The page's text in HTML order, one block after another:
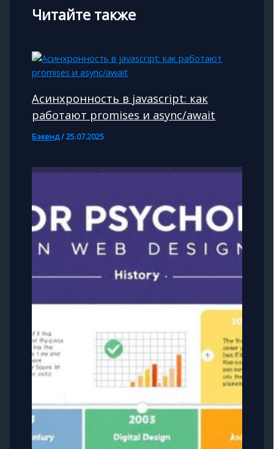
Читайте также
Асинхронность в javascript: как
работают promises и async/await
Бэкенд/25.07.2025